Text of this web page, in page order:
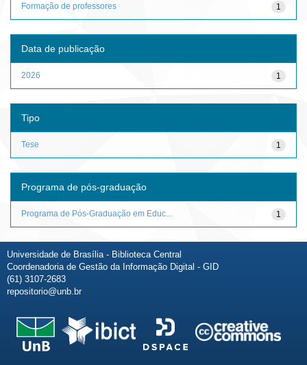
1
Formação de professores
Data de publicação
1
2026
Tipo
1
Tese
Programa de pós-graduação
1
Programa de Pós-Graduação em Educ...
Universidade de Brasília - Biblioteca Central
Coordenadoria de Gestão da Informação Digital - GID
(61) 3107-2683
repositorio@unb.br